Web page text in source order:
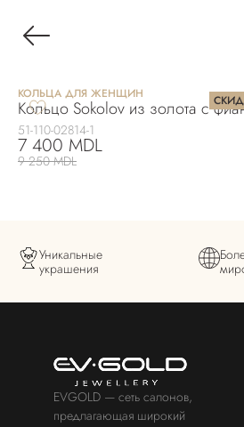
КОЛЬЦА ДЛЯ ЖЕНЩИН
Кольцо Sokolov из золота с
51-110-02814-1
7 400 MDL
9 250 MDL
Уникальные
украшения
EVGOLD — сеть салонов,
предлагающая широкий